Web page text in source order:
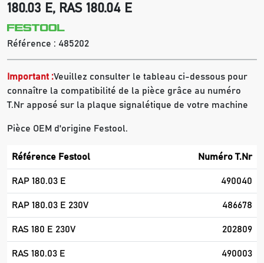
180.03 E, RAS 180.04 E
Référence : 485202
Important :Veuillez consulter le tableau ci-dessous pour
connaître la compatibilité de la pièce grâce au numéro
T.Nr apposé sur la plaque signalétique de votre machine
Pièce OEM d'origine Festool.
Référence Festool Numéro T.Nr
RAP 180.03 E 490040
RAP 180.03 E 230V 486678
RAS 180 E 230V 202809
RAS 180.03 E 490003